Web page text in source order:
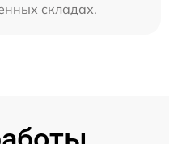
складах.